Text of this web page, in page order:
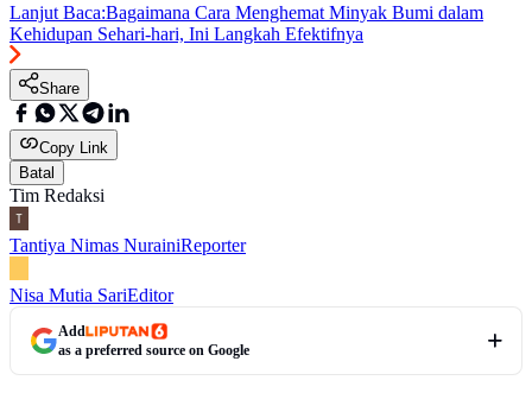
Lanjut Baca:Bagaimana Cara Menghemat Minyak Bumi dalam
Kehidupan Sehari-hari, Ini Langkah Efektifnya
Share
Copy Link
Batal
Tim Redaksi
Tantiya Nimas NurainiReporter
Nisa Mutia SariEditor
Add
as a preferred source on Google